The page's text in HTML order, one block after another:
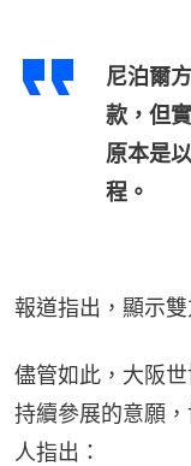
尼泊爾
款，但
原本是
程。
報道指出，顯示
儘管如此，大阪
持續參展的意願
人指出：